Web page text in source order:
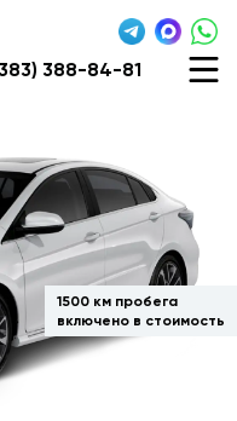
388-84-81
1500 км пробега
включено в стоимость